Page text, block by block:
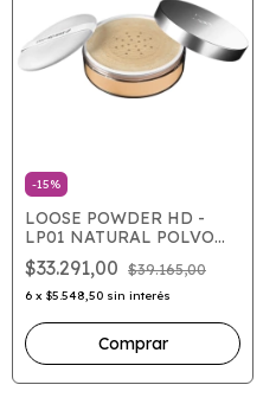
-15%
LOOSE POWDER HD -
LP01 NATURAL POLVO
VOLATIL
$33.291,00 $39.165,00
6 x $5.548,50 sin interés